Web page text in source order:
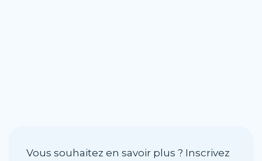
Vous souhaitez en savoir plus ? Inscrivez